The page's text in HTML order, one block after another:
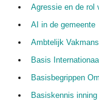
Agressie en de rol
AI in de gemeente
Ambtelijk
Basis
Basisbegrippen
Basiskennis